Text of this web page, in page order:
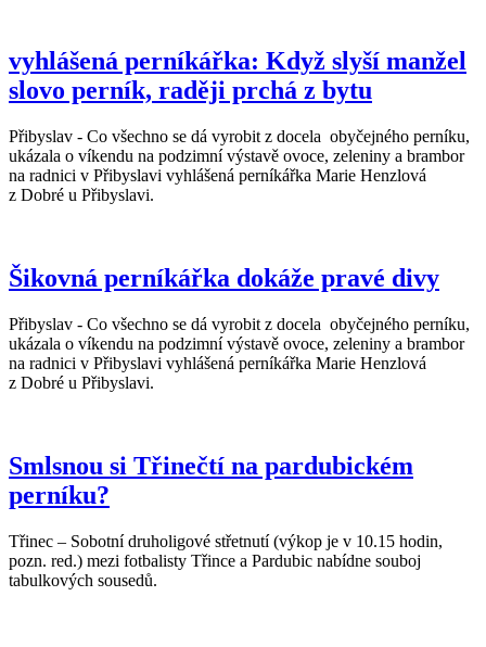
vyhlášená perníkářka: Když slyší manžel
slovo perník, raději prchá z bytu
Přibyslav - Co všechno se dá vyrobit z docela obyčejného perníku,
ukázala o víkendu na podzimní výstavě ovoce, zeleniny a brambor
na radnici v Přibyslavi vyhlášená perníkářka Marie Henzlová
z Dobré u Přibyslavi.
Šikovná perníkářka dokáže pravé divy
Přibyslav - Co všechno se dá vyrobit z docela obyčejného perníku,
ukázala o víkendu na podzimní výstavě ovoce, zeleniny a brambor
na radnici v Přibyslavi vyhlášená perníkářka Marie Henzlová
z Dobré u Přibyslavi.
Smlsnou si Třinečtí na pardubickém
perníku?
Třinec – Sobotní druholigové střetnutí (výkop je v 10.15 hodin,
pozn. red.) mezi fotbalisty Třince a Pardubic nabídne souboj
tabulkových sousedů.